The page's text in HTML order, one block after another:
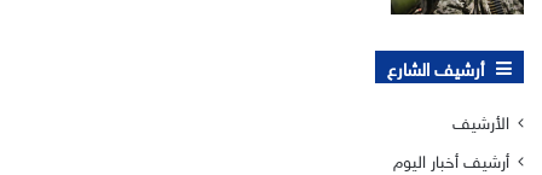
أرشيف الشارع
الأرشيف
أرشيف أخبار اليوم